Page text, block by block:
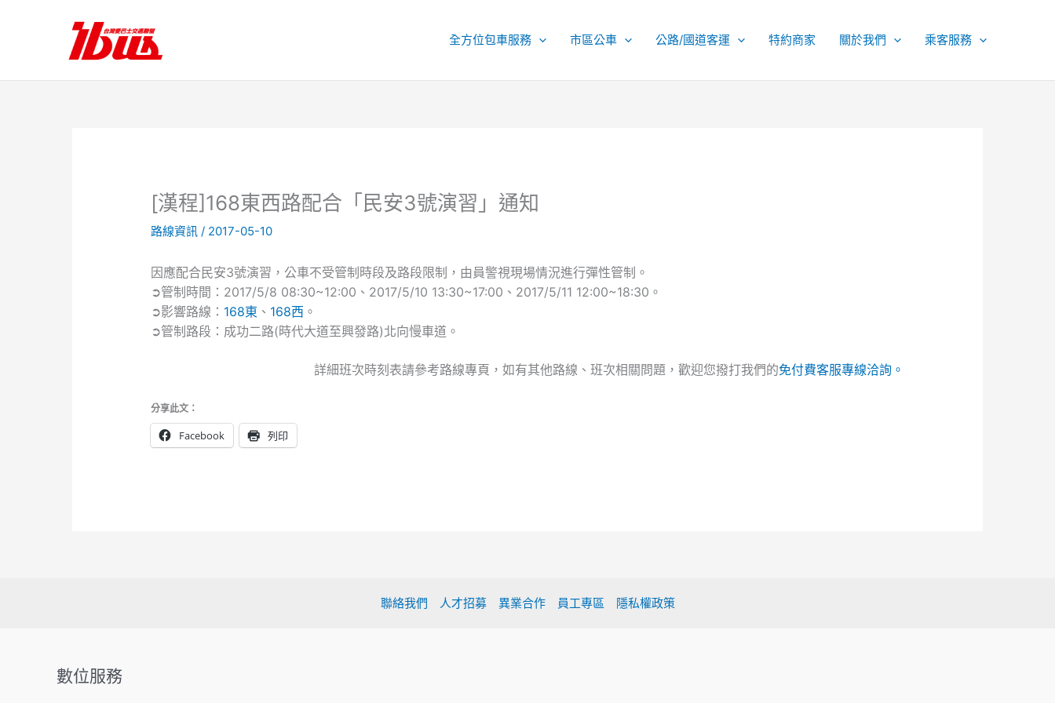
內
全方位包車服務 市區公車 公路/國道客運 特約商家 關於我們 乘客服務
[漢程]168東西路配合「民安3號演習」通知
路線資訊 / 2017-05-10
因應配合民安3號演習，公車不受管制時段及路段限制，由員警視現場情況進行彈性管制。
➲管制時間：2017/5/8 08:30~12:00、2017/5/10 13:30~17:00、2017/5/11 12:00~18:30。
➲影響路線： 168東 、 168西 。
➲管制路段：成功二路(時代大道至興發路)北向慢車道。
詳細班次時刻表請參考路線專頁，如有其他路線、班次相關問題，歡迎您撥打我們的免付費客服專線洽詢。
分享此文：
Facebook 列印
聯絡我們 人才招募 異業合作 員工專區 隱私權政策
數位服務